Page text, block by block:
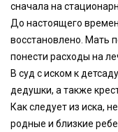
сначала на
До настоящего
восстановлено. Мать
понести расходы на
В суд с иском к
дедушки, а также
Как следует из иска,
родные и близкие